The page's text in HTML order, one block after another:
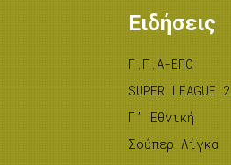
Ειδήσεις
Γ.Γ.Α-ΕΠΟ
SUPER LEAGUE 2
Γ’ Εθνική
Σούπερ Λίγκα